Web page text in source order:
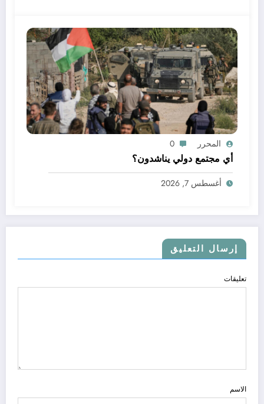
المحرر 0
أي مجتمع دولي يناشدون؟
أغسطس 7, 2026
إرسال التعليق
تعليقات
الاسم